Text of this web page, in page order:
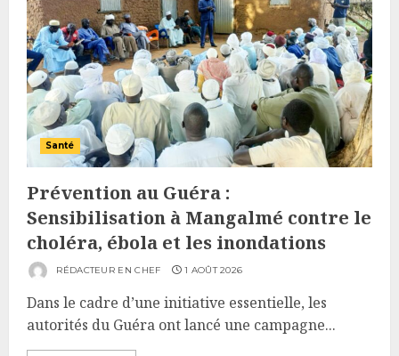
Santé
Prévention au Guéra :
Sensibilisation à Mangalmé contre le
choléra, ébola et les inondations
RÉDACTEUR EN CHEF 1 AOÛT 2026
Dans le cadre d’une initiative essentielle, les
autorités du Guéra ont lancé une campagne...